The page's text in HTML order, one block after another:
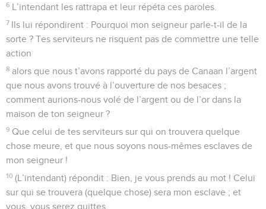
6 L’intendant les rattrapa et leur répéta ces paroles.
7 Ils lui répondirent : Pourquoi mon seigneur parle-t-il de la
sorte ? Tes serviteurs ne risquent pas de commettre une telle
action
8 alors que nous t’avons rapporté du pays de Canaan l’argent
que nous avons trouvé à l’ouverture de nos besaces ;
comment aurions-nous volé de l’argent ou de l’or dans la
maison de ton seigneur ?
9 Que celui de tes serviteurs sur qui on trouvera quelque
chose meure, et que nous soyons nous-mêmes esclaves de
mon seigneur !
10 (L’intendant) répondit : Bien, je vous prends au mot ! Celui
sur qui se trouvera (quelque chose) sera mon esclave ; et
vous, vous serez quittes.